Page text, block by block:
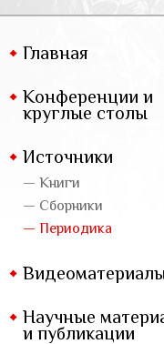
Главная
Конференции и
круглые столы
Источники
— Книги
— Сборники
— Периодика
Научные
и публикации